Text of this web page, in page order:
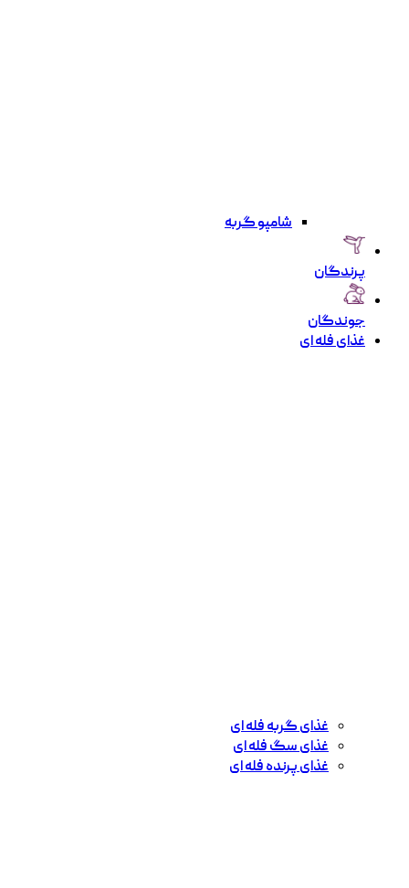
شامپو گربه
پرندگان
جوندگان
غذای فله ای
غذای گربه فله ای
غذای سگ فله ای
غذای پرنده فله ای